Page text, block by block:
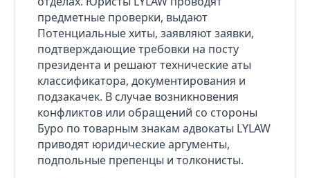
предметные проверки, выдают
Потенциальные хиты, заявляют заявки,
подтверждающие требовки на посту
президента и решают технические аты
классификатора, документирования и
подзакачек. В случае возникновения
конфликтов или обращений со стороны
Буро по товарным знакам адвокаты LYLAW
приводят юридические аргументы,
подпольные препенцы и толконисты.